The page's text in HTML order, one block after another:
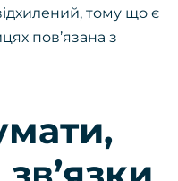
тому що є
пов’язана з